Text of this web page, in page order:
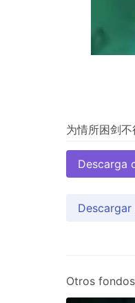
Descarga
Otros